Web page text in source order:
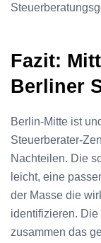
Fazit:
Berliner
Berlin-Mitte ist
Steuerberater-
Nachteilen. Die
leicht, eine
der Masse die
identifizieren.
zusammen das